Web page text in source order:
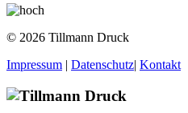
© 2026 Tillmann Druck
Impressum | Datenschutz| Kontakt